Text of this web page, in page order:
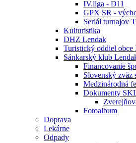
IV.liga - D11
GPX SR -
Seriál turnajov
Kulturistika
DHZ Lendak
Turistický oddiel obce
Sánkarský klub
Financovanie
Slovenský zväz
Medzinárodná
Dokumenty
Fotoalbum
Doprava
Lekárne
Odpady